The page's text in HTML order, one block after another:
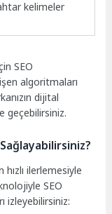
kelimeler
SEO
algoritmaları
dijital
geçebilirsiniz.
ilerlemesiyle
SEO
izleyebilirsiniz: